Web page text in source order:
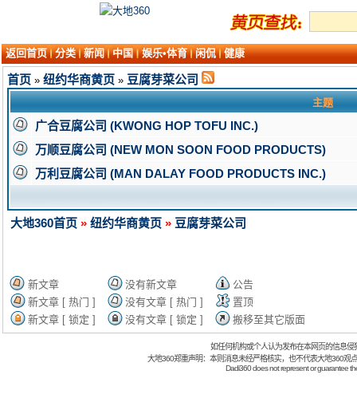
返回首页 分类 新闻 中国 娱乐•体育 闲侃 健康
首页 » 纽约华商黄页 » 豆腐芽菜公司
主题
广合豆腐公司 (KWONG HOP TOFU INC.)
万顺豆腐公司 (NEW MON SOON FOOD PRODUCTS)
万利豆腐公司 (MAN DALAY FOOD PRODUCTS INC.)
大地360首页 » 纽约华商黄页 » 豆腐芽菜公司
新文章 没有新文章
公告
新文章 [ 热门 ]
没有文章 [ 热门 ]
置顶
新文章 [ 锁定 ]
没有文章 [ 锁定 ] 搬移至其它版面
如任何机构或个人认为发布在本网页的信息
大地360郑重声明：本则消息未经严格核实，也不代表大地360观
Dadi360 does not represent or guarantee